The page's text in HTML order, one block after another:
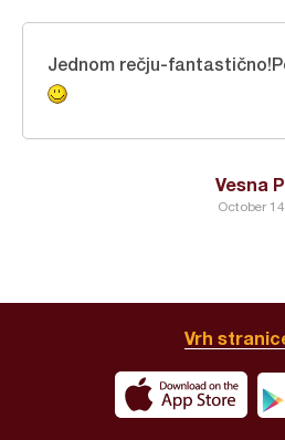
Vesna
October
Jednom rečju-
Vrh